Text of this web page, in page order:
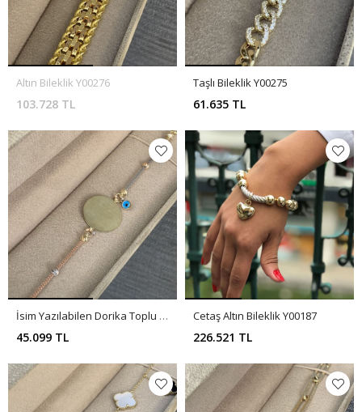
Altın Bileklik Y00276
103.728 TL
Taşlı Bileklik Y00275
61.635 TL
İsim Yazılabilen Dorika Toplu Bileklik Y00271
45.099 TL
Cetaş Altın Bileklik Y00187
226.521 TL